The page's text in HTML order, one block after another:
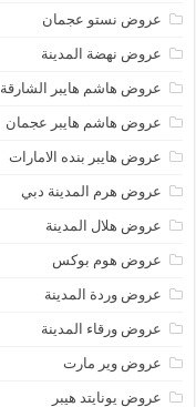
عروض نستو عجمان
عروض نهضة المدينة
عروض هاشم هايبر الشارقة
عروض هاشم هايبر عجمان
عروض هايبر بنده الامارات
عروض هرم المدينة دبي
عروض هلال المدينة
عروض هوم بوكس
عروض وردة المدينة
عروض ورقاء المدينة
عروض وير مارت
عروض يونايتد هيبر